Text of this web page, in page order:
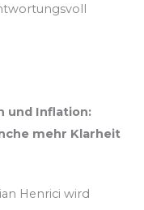
und Inflation:
mehr Klarheit
Henrici wird